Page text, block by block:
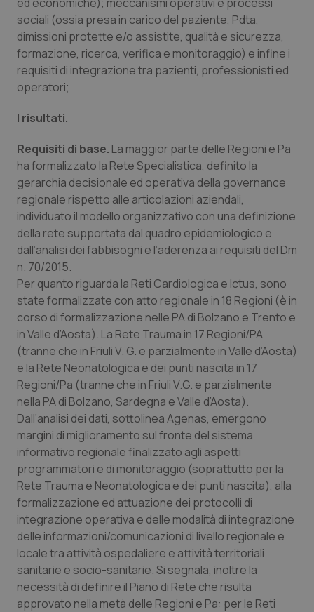
Salute orale & impianti
Sangue & coagulazione
Tiroide
Tumore al seno
Tumore ovarico
Tumori del Polmone & Testa Collo
Tumori gastrointestinali
Ulcera & Reflusso
Vaccini
sociali (ossia presa in carico del paziente, Pdta,
dimissioni protette e/o assistite, qualità e sicurezza,
formazione, ricerca, verifica e monitoraggio) e infine i
requisiti di integrazione tra pazienti, professionisti ed
operatori;
I risultati.
Requisiti di base. La maggior parte delle Regioni e Pa
ha formalizzato la Rete Specialistica, definito la
gerarchia decisionale ed operativa della governance
regionale rispetto alle articolazioni aziendali,
individuato il modello organizzativo con una definizione
della rete supportata dal quadro epidemiologico e
dall’analisi dei fabbisogni e l’aderenza ai requisiti del Dm
n. 70/2015.
Per quanto riguarda la Reti Cardiologica e Ictus, sono
state formalizzate con atto regionale in 18 Regioni (è in
corso di formalizzazione nelle PA di Bolzano e Trento e
in Valle d’Aosta). La Rete Trauma in 17 Regioni/PA
(tranne che in Friuli V. G. e parzialmente in Valle d’Aosta)
e la Rete Neonatologica e dei punti nascita in 17
Regioni/Pa (tranne che in Friuli V.G. e parzialmente
nella PA di Bolzano, Sardegna e Valle d’Aosta).
Dall’analisi dei dati, sottolinea Agenas, emergono
margini di miglioramento sul fronte del sistema
informativo regionale finalizzato agli aspetti
programmatori e di monitoraggio (soprattutto per la
Rete Trauma e Neonatologica e dei punti nascita), alla
formalizzazione ed attuazione dei protocolli di
integrazione operativa e delle modalità di integrazione
delle informazioni/comunicazioni di livello regionale e
locale tra attività ospedaliere e attività territoriali
sanitarie e socio-sanitarie. Si segnala, inoltre la
necessità di definire il Piano di Rete che risulta
approvato nella metà delle Regioni e Pa: per le Reti